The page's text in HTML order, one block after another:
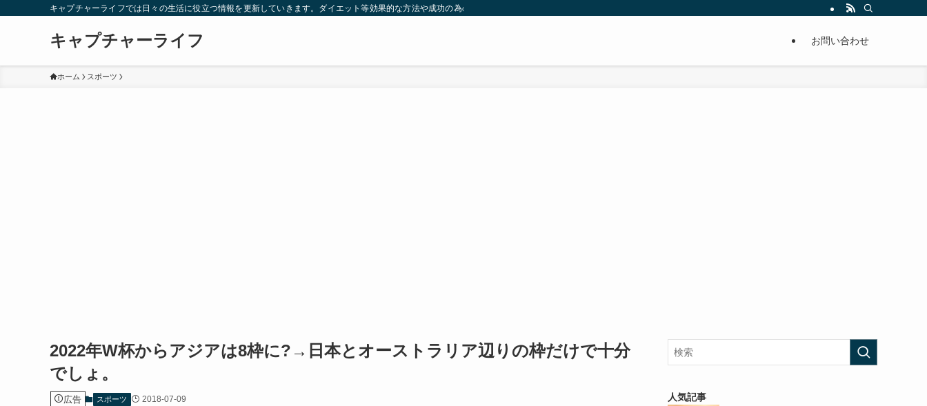
キャプチャーライフでは日々の生活に役立つ情報を更新していきます。ダイエット等効果的な方法や成功の為の秘訣等。太ったり悩んでいる方々が簡単に痩せることが出来るように分かりやすくまとめています。
キャプチャーライフ お問い合わせ
ホーム スポーツ
2022年W杯からアジアは8枠に?→日本とオーストラリア辺りの枠だけで十分
でしょ。
広告 スポーツ 2018-07-09
人気記事